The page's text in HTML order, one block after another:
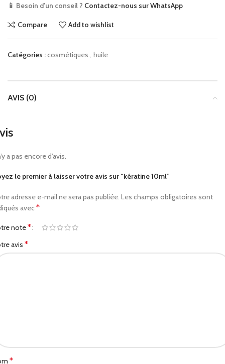
📱 Besoin d'un conseil ? Contactez-nous sur WhatsApp
Compare Add to wishlist
Catégories :cosmétiques, huile
AVIS (0)
a pas encore d’avis.
le premier à laisser votre avis sur “kératine 10ml”
adresse e-mail ne sera pas publiée. Les champs obligatoires sont
avec *
note*
avis *
*